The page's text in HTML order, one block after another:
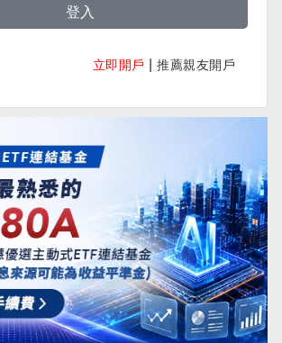
登入
立即開戶 推薦親友開戶